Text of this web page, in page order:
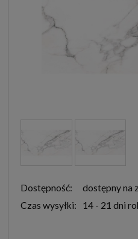
Dostępność:
dostępny na
Czas wysyłki:
14 - 21 dni